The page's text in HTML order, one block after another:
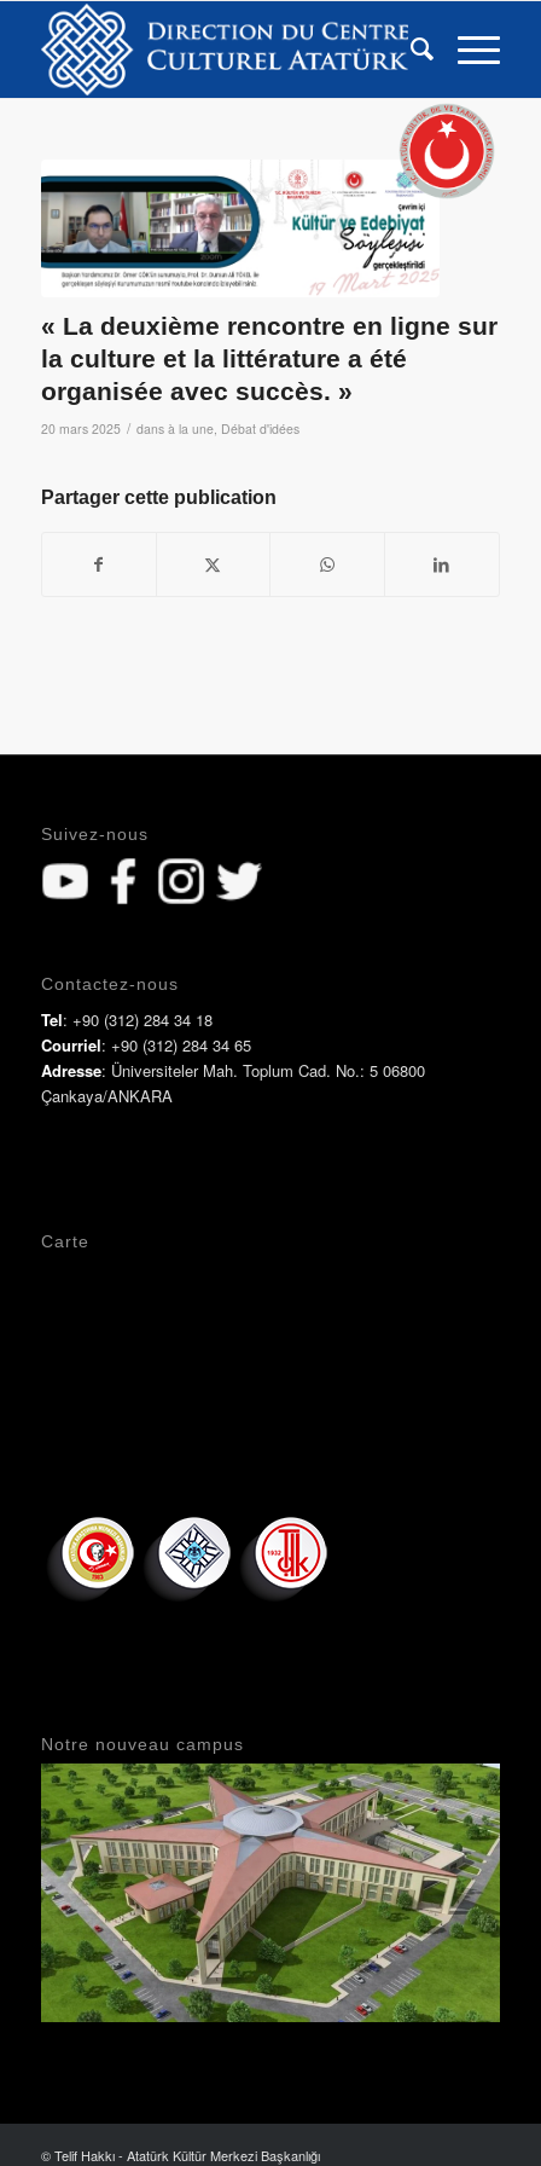
« La deuxième rencontre en ligne sur
la culture et la littérature a été
organisée avec succès. »
20 mars 2025 / dans à la une, Débat d'idées
Partager cette publication
Suivez-nous
Contactez-nous
Tel: +90 (312) 284 34 18
Courriel: +90 (312) 284 34 65
Adresse: Üniversiteler Mah. Toplum Cad. No.: 5 06800
Çankaya/ANKARA
Carte
Notre nouveau campus
© Telif Hakkı - Atatürk Kültür Merkezi Başkanlığı